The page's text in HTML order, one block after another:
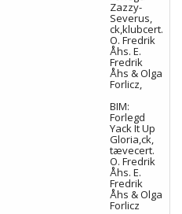
Zazzy-
Severus,
ck,klubcert.
O. Fredrik
Åhs. E.
Fredrik
Åhs & Olga
Forlicz,
BIM:
Forlegd
Yack It Up
Gloria,ck,
tævecert.
O. Fredrik
Åhs. E.
Fredrik
Åhs & Olga
Forlicz